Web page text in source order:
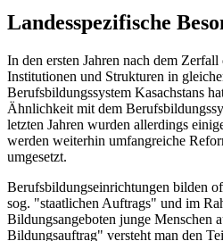
Landesspezifische
In den ersten Jahren nach dem
Institutionen und Strukturen in
Berufsbildungssystem Kasachstans
Ähnlichkeit mit dem
letzten Jahren wurden allerdings
werden weiterhin umfangreiche
umgesetzt.
Berufsbildungseinrichtungen bilden
sog. "staatlichen Auftrags" und im
Bildungsangeboten junge Menschen
Bildungsauftrag" versteht man den